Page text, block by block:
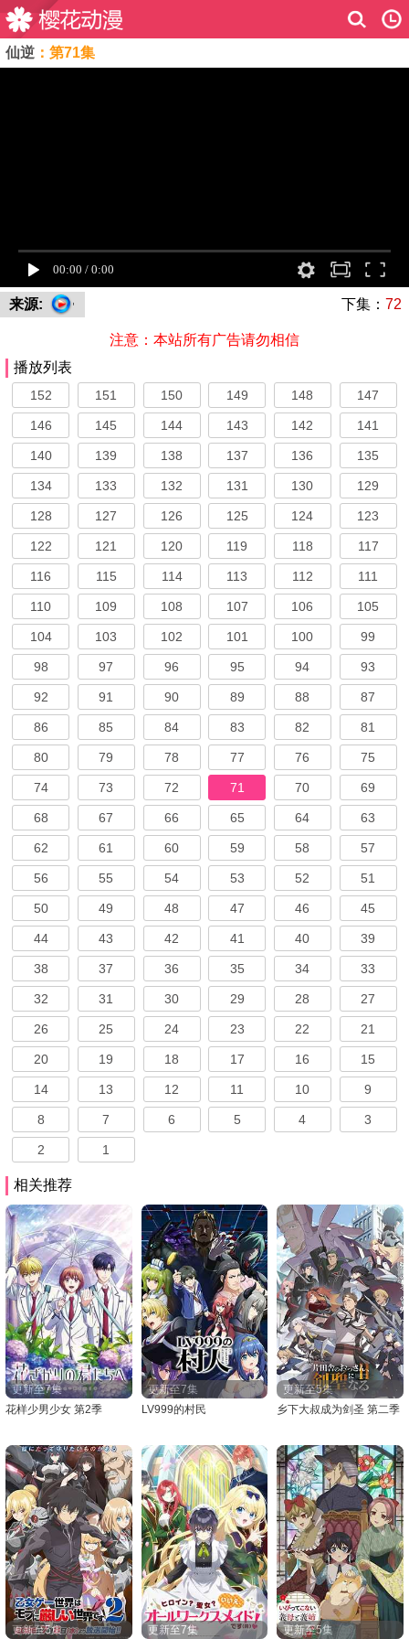
仙逆 ：第71集
来源: 下集： 72
注意：本站所有广告请勿相信
播放列表
152 151 150 149 148 147
146 145 144 143 142 141
140 139 138 137 136 135
134 133 132 131 130 129
128 127 126 125 124 123
122 121 120 119 118 117
116 115 114 113 112 111
110 109 108 107 106 105
104 103 102 101 100 99
98 97 96 95 94 93
92 91 90 89 88 87
86 85 84 83 82 81
80 79 78 77 76 75
74 73 72 71 70 69
68 67 66 65 64 63
62 61 60 59 58 57
56 55 54 53 52 51
50 49 48 47 46 45
44 43 42 41 40 39
38 37 36 35 34 33
32 31 30 29 28 27
26 25 24 23 22 21
20 19 18 17 16 15
14 13 12 11 10 9
8 7 6 5 4 3
2 1
相关推荐
更新至7集
花样少男少女 第2季
更新至7集
LV999的村民
更新至5集
乡下大叔成为剑圣 第二季
更新至5集 更新至7集 更新至5集